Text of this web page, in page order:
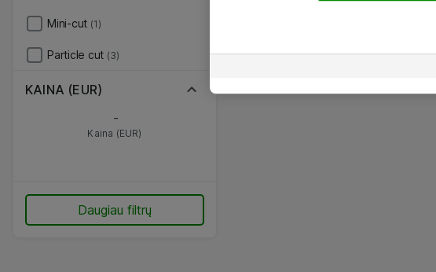
Mini-cut (1)
Particle cut (3)
KAINA (EUR)
-
Kaina (EUR)
Daugiau filtrų